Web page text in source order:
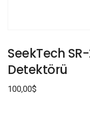
SeekTech
Detektörü
100,00$